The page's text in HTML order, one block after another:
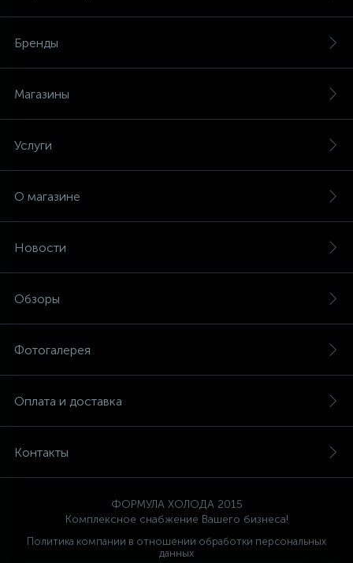
Бренды
Магазины
Услуги
О магазине
Новости
Обзоры
Фотогалерея
Оплата и доставка
Контакты
ФОРМУЛА ХОЛОДА 2015
Комплексное снабжение Вашего бизнеса!
Политика компании в отношении обработки персональных
данных